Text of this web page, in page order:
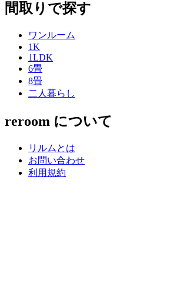
間取りで探す
ワンルーム
1K
1LDK
6畳
8畳
二人暮らし
reroom について
リルムとは
お問い合わせ
利用規約